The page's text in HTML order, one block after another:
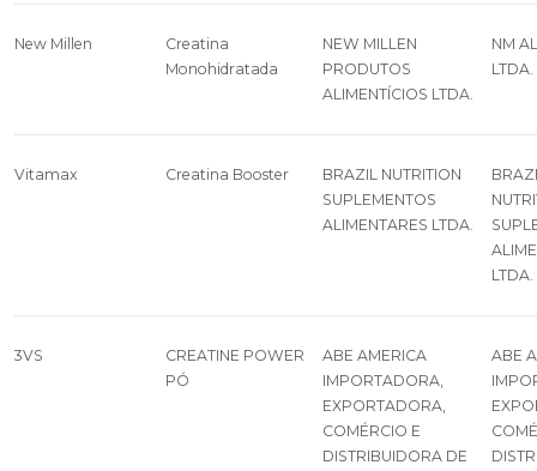
New Millen
Creatina
Monohidratada
NEW MILLEN
PRODUTOS
ALIMENTÍCIOS LTDA.
NM
LTDA.
Vitamax Creatina Booster
BRAZIL NUTRITION
SUPLEMENTOS
ALIMENTARES LTDA.
LTDA.
3VS
CREATINE POWER
PÓ
ABE AMERICA
IMPORTADORA,
EXPORTADORA,
COMÉRCIO E
DISTRIBUIDORA DE
ABE